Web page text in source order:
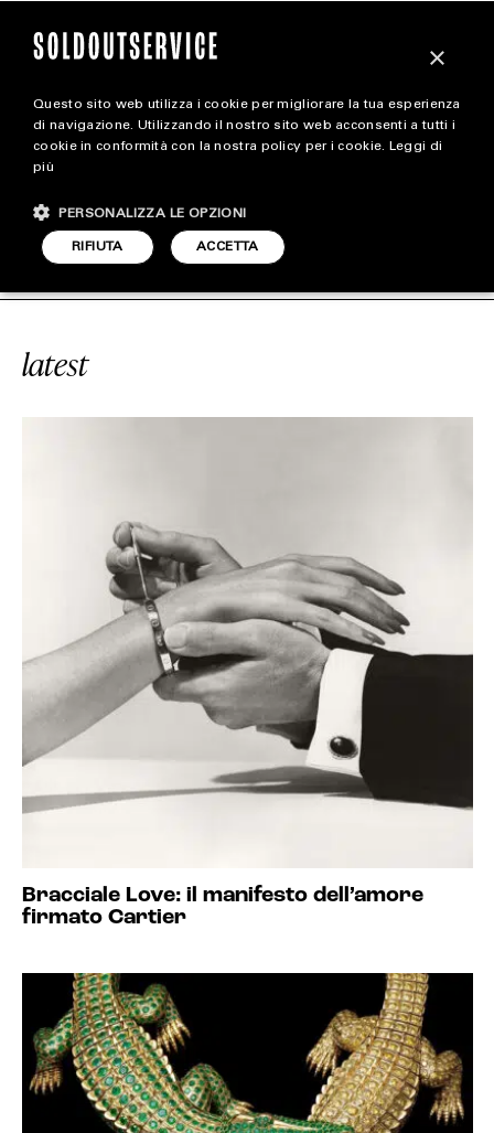
magazine
STYLE
FOOTWEAR
#BRACCIALI SOLDOUTSERVICE
latest
Bracciale Love: il manifesto dell’amore
firmato Cartier
×
Questo sito web utilizza i cookie per migliorare la tua esperienza
di navigazione. Utilizzando il nostro sito web acconsenti a tutti i
cookie in conformità con la nostra policy per i cookie. Leggi di
più
ACCETTA
RIFIUTA
PERSONALIZZA LE OPZIONI